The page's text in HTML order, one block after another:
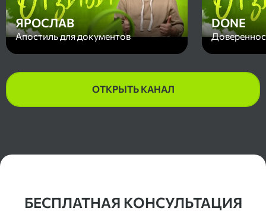
ЯРОСЛАВ
Апостиль для документов
DONE
ОТКРЫТЬ КАНАЛ
Контакты
БЕСПЛАТНАЯ КОНСУЛЬТАЦИЯ